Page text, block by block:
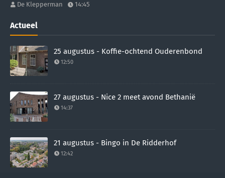
De Klepperman 14:45
Actueel
25 augustus - Koffie-ochtend Ouderenbond
12:50
27 augustus - Nice 2 meet avond Bethanië
14:37
21 augustus - Bingo in De Ridderhof
12:42